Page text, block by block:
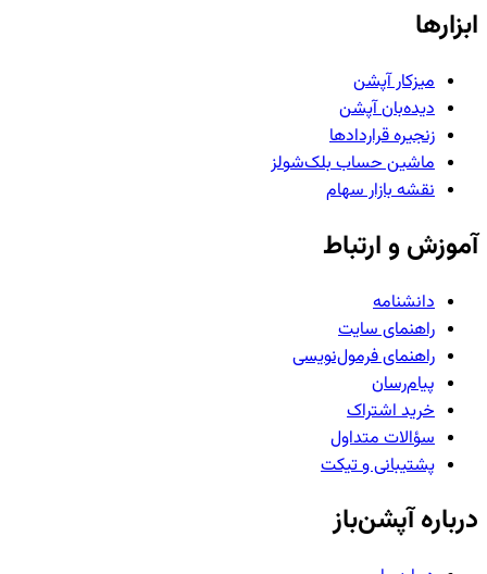
ابزارها
میزکار آپشن
دیده‌بان آپشن
زنجیره قراردادها
ماشین حساب بلک‌شولز
نقشه بازار سهام
آموزش و ارتباط
دانشنامه
راهنمای سایت
راهنمای فرمول‌نویسی
پیام‌رسان
خرید اشتراک
سؤالات متداول
پشتیبانی و تیکت
درباره آپشن‌باز